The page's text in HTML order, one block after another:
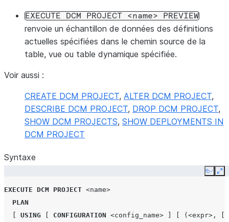
EXECUTE DCM PROJECT <name> PREVIEW
renvoie un échantillon de données des définitions
actuelles spécifiées dans le chemin source de la
table, vue ou table dynamique spécifiée.
Voir aussi :
CREATE DCM PROJECT, ALTER DCM PROJECT,
DESCRIBE DCM PROJECT, DROP DCM PROJECT,
SHOW DCM PROJECTS, SHOW DEPLOYMENTS IN
DCM PROJECT
Syntaxe
Copy
EXECUTE DCM PROJECT <name>
PLAN
USING CONFIGURATION <config_name> ( <expr> ,